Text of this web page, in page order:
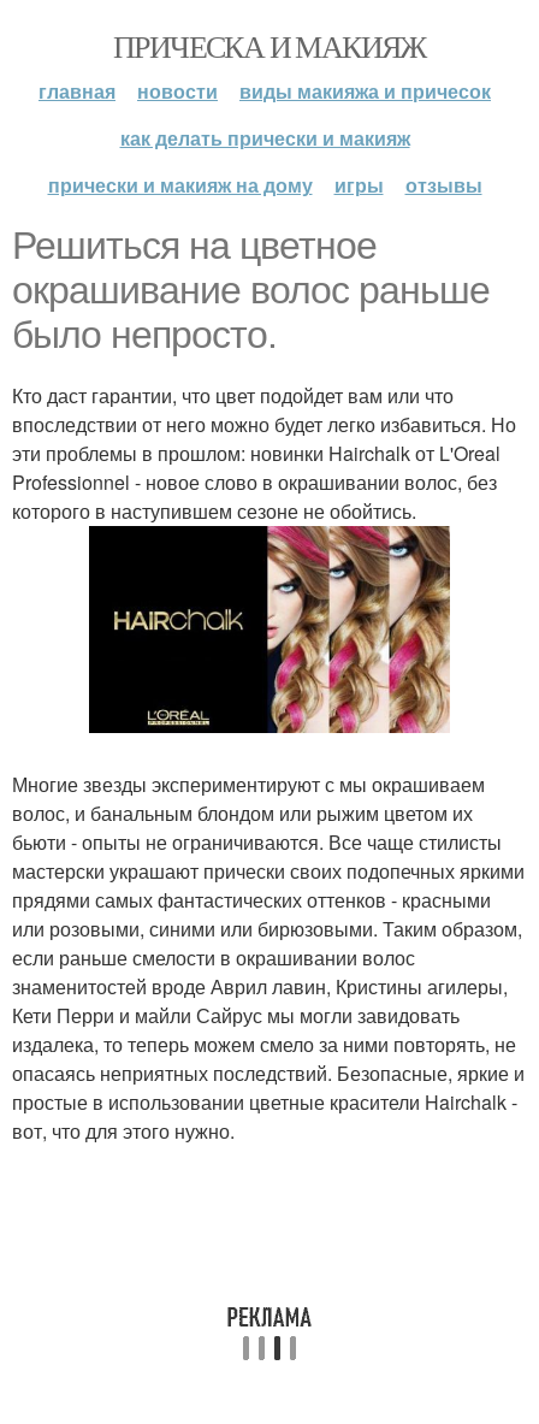
ПРИЧЕСКА И МАКИЯЖ
главная новости
виды макияжа и причесок
как делать прически и макияж
прически и макияж на дому
игры отзывы
Решиться на цветное
окрашивание волос раньше
было непросто.
Кто даст гарантии, что цвет подойдет вам или что
впоследствии от него можно будет легко избавиться. Но
эти проблемы в прошлом: новинки Hairchalk от L'Oreal
Professionnel - новое слово в окрашивании волос, без
которого в наступившем сезоне не обойтись.
Многие звезды экспериментируют с мы окрашиваем
волос, и банальным блондом или рыжим цветом их
бьюти - опыты не ограничиваются. Все чаще стилисты
мастерски украшают прически своих подопечных яркими
прядями самых фантастических оттенков - красными
или розовыми, синими или бирюзовыми. Таким образом,
если раньше смелости в окрашивании волос
знаменитостей вроде Аврил лавин, Кристины агилеры,
Кети Перри и майли Сайрус мы могли завидовать
издалека, то теперь можем смело за ними повторять, не
опасаясь неприятных последствий. Безопасные, яркие и
простые в использовании цветные красители Hairchalk -
вот, что для этого нужно.